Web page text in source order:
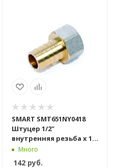
SMART SMT651NY0418
Штуцер 1/2"
внутренняя резьба х 18
никель - желтый, 200
штук в упаковке
Много
142руб.